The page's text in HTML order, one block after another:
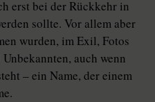
erst bei der Rückkehr in
sollte. Vor allem aber
wurden, im Exil, Fotos
auch wenn
– ein Name, der einem